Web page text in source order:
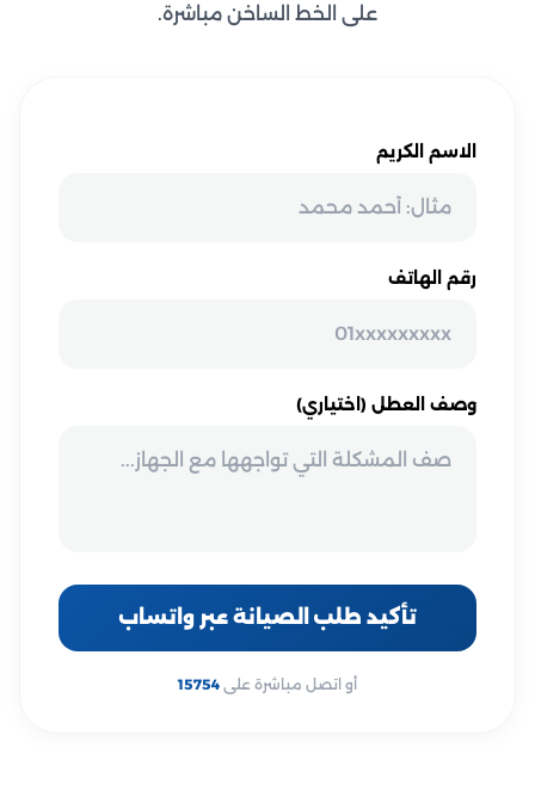
على الخط الساخن مباشرة.
الاسم الكريم
رقم الهاتف
وصف العطل (اختياري)
تأكيد طلب الصيانة عبر واتساب
أو اتصل مباشرة على 15754